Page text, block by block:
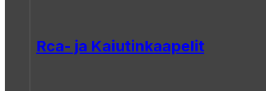
Rca- ja Kaiutinkaapelit